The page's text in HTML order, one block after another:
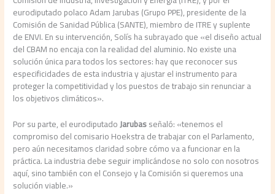
eurodiputado polaco Adam Jarubas (Grupo PPE), presidente de la
Comisión de Sanidad Pública (SANTE), miembro de ITRE y suplente
de ENVI. En su intervención, Solís ha subrayado que «el diseño actual
del CBAM no encaja con la realidad del aluminio. No existe una
solución única para todos los sectores: hay que reconocer sus
especificidades de esta industria y ajustar el instrumento para
proteger la competitividad y los puestos de trabajo sin renunciar a
los objetivos climáticos».
Por su parte, el eurodiputadoJarubasseñaló: «tenemos el
compromiso del comisario Hoekstra de trabajar con el Parlamento,
pero aún necesitamos claridad sobre cómo va a funcionar en la
práctica. La industria debe seguir implicándose no solo con nosotros
aquí, sino también con el Consejo y la Comisión si queremos una
solución viable.»